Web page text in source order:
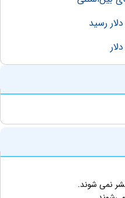
نمی شوند.